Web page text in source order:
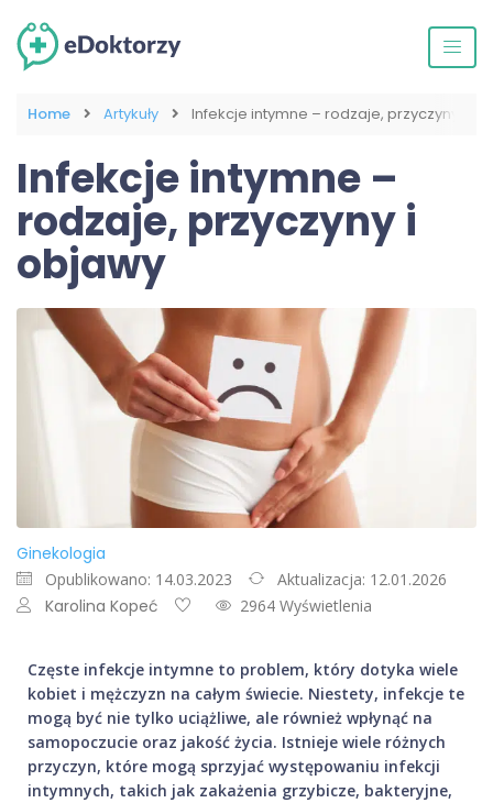
Home Artykuły Infekcje intymne – rodzaje, przyczyny i
Infekcje intymne –
rodzaje, przyczyny i
objawy
Ginekologia
Opublikowano: 14.03.2023 Aktualizacja: 12.01.2026
Karolina Kopeć 2964 Wyświetlenia
Częste infekcje intymne to problem, który dotyka wiele
kobiet i mężczyzn na całym świecie. Niestety, infekcje te
mogą być nie tylko uciążliwe, ale również wpłynąć na
samopoczucie oraz jakość życia. Istnieje wiele różnych
przyczyn, które mogą sprzyjać występowaniu infekcji
intymnych, takich jak zakażenia grzybicze, bakteryjne,